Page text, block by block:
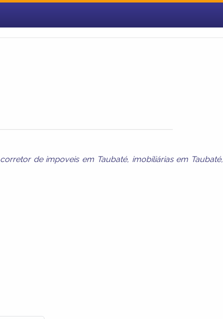
corretor de impoveis em Taubaté, imobiliárias em Taubaté,